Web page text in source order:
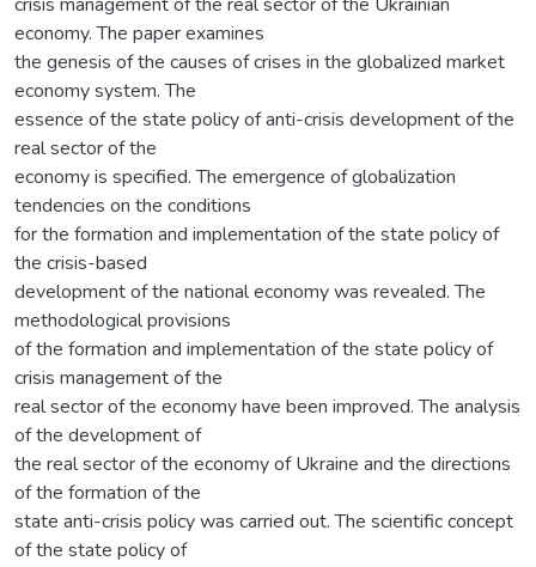
economy. The paper examines
the genesis of the causes of crises in the globalized market
economy system. The
essence of the state policy of anti-crisis development of the
real sector of the
economy is specified. The emergence of globalization
tendencies on the conditions
for the formation and implementation of the state policy of
the crisis-based
development of the national economy was revealed. The
methodological provisions
of the formation and implementation of the state policy of
crisis management of the
real sector of the economy have been improved. The analysis
of the development of
the real sector of the economy of Ukraine and the directions
of the formation of the
state anti-crisis policy was carried out. The scientific concept
of the state policy of